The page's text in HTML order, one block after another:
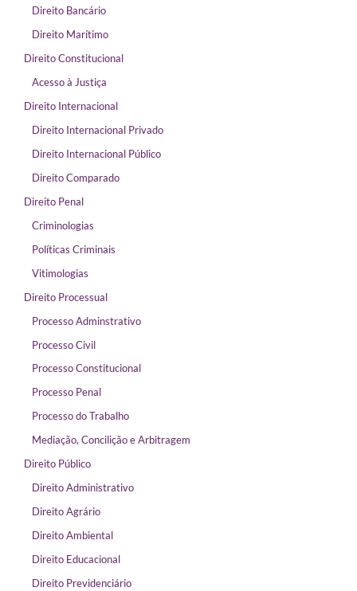
Direito Bancário
Direito Marítimo
Direito Constitucional
Acesso à Justiça
Direito Internacional
Direito Internacional Privado
Direito Internacional Público
Direito Comparado
Direito Penal
Criminologias
Políticas Criminais
Vitimologias
Direito Processual
Processo Adminstrativo
Processo Civil
Processo Constitucional
Processo Penal
Processo do Trabalho
Mediação, Concilição e Arbitragem
Direito Público
Direito Administrativo
Direito Agrário
Direito Ambiental
Direito Educacional
Direito Previdenciário